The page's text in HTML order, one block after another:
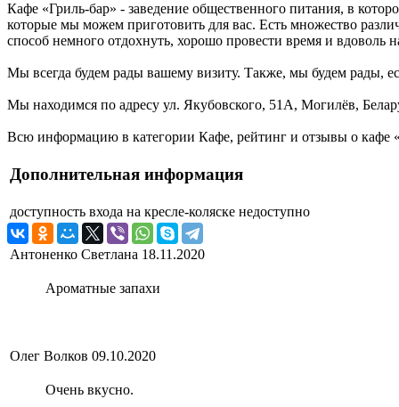
Кафе «Гриль-бар» - заведение общественного питания, в
которые мы можем приготовить для вас. Есть множество
способ немного отдохнуть, хорошо провести время и вдоволь
Мы всегда будем рады вашему визиту. Также, мы будем рады,
Мы находимся по адресу ул. Якубовского, 51А, Могилёв,
Всю информацию в категории Кафе, рейтинг и отзывы о кафе
Дополнительная информация
доступность входа на кресле-коляске недоступно
Антоненко Светлана 18.11.2020
Ароматные запахи
Олег Волков 09.10.2020
Очень вкусно.